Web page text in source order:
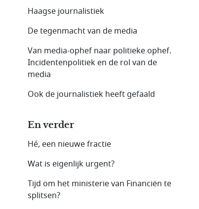
Haagse journalistiek
De tegenmacht van de media
Van media-ophef naar politieke ophef.
Incidentenpolitiek en de rol van de
media
Ook de journalistiek heeft gefaald
En verder
Hé, een nieuwe fractie
Wat is eigenlijk urgent?
Tijd om het ministerie van Financiën te
splitsen?